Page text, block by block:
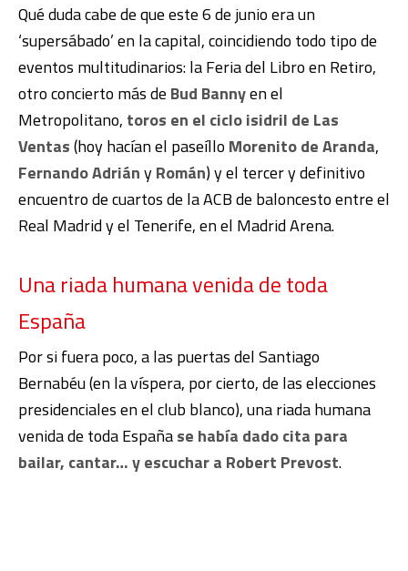
Qué duda cabe de que este 6 de junio era un
‘supersábado’ en la capital, coincidiendo todo tipo de
eventos multitudinarios: la Feria del Libro en Retiro,
otro concierto más de Bud Bannyen el
Metropolitano, toros en el ciclo isidril de Las
Ventas(hoy hacían el paseíllo Morenito de Aranda,
Fernando AdriányRomán) y el tercer y definitivo
encuentro de cuartos de la ACB de baloncesto entre el
Real Madrid y el Tenerife, en el Madrid Arena.
Una riada humana venida de toda
España
Por si fuera poco, a las puertas del Santiago
Bernabéu (en la víspera, por cierto, de las elecciones
presidenciales en el club blanco), una riada humana
venida de toda Españase había dado cita para
bailar, cantar… y escuchar a Robert Prevost.